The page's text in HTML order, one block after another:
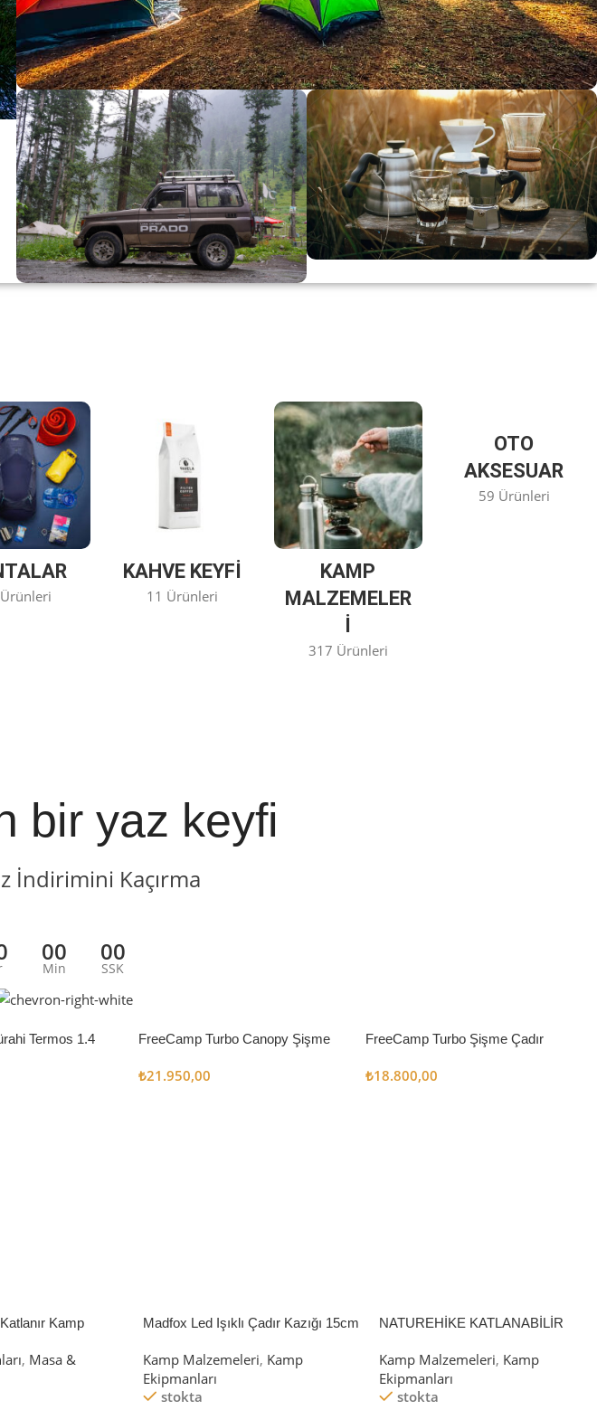
Büyük Yaz İndirimi
0
Günler
00
Hr
00
Min
00
SSK
Alışverişe Başla
KAHVE KEYFİ
11 Ürünleri
KAMP
MALZEMELER
317 Ürünleri
OTO
AKSESUAR
59 Ürünleri
bir yaz keyfi
İndirimini Kaçırma
00
Min
00
SSK
Termos 1.4
FreeCamp Turbo Canopy Şişme
₺21.950,00
FreeCamp Turbo Şişme Çadır
₺18.800,00
Kamp
, Masa &
Madfox Led Işıklı Çadır Kazığı 15cm
Kamp Malzemeleri, Kamp
Ekipmanları
stokta
NATUREHİKE KATLANABİLİR
Kamp Malzemeleri, Kamp
Ekipmanları
stokta